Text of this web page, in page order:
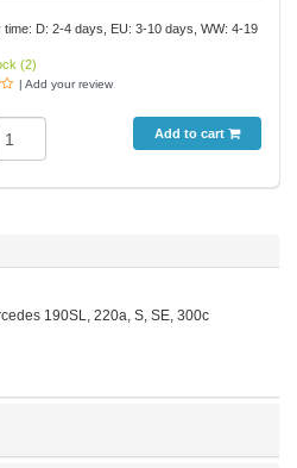
time: D: 2-4 days, EU: 3-10 days, WW: 4-19
(2)
| Add your review
Add to cart
190SL, 220a, S, SE, 300c